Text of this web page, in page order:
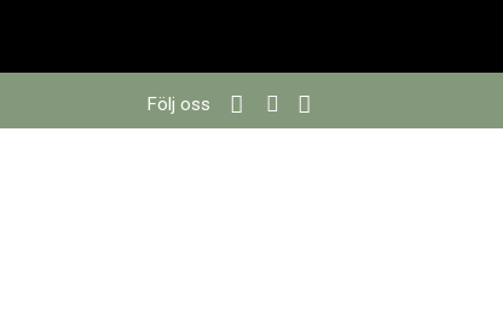
Följ oss